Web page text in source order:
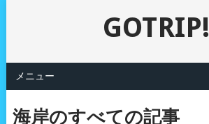
GOTRIP!
メニュー
海岸のすべての記事